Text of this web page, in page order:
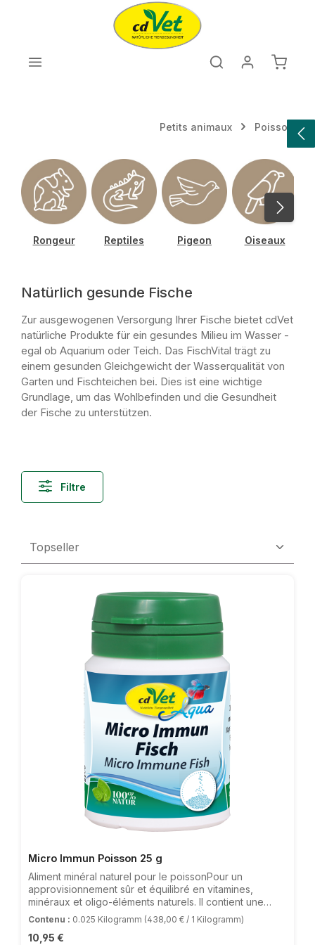
Passer au contenu principal
Le
Petits animaux Poisson
Rongeur Reptiles Pigeon Oiseaux
Natürlich gesunde Fische
Zur ausgewogenen Versorgung Ihrer Fische bietet cdVet
natürliche Produkte für ein gesundes Milieu im Wasser -
egal ob Aquarium oder Teich. Das FischVital trägt zu
einem gesunden Gleichgewicht der Wasserqualität von
Garten und Fischteichen bei. Dies ist eine wichtige
Grundlage, um das Wohlbefinden und die Gesundheit
der Fische zu unterstützen.
Filtre
Micro Immun Poisson 25 g
Aliment minéral naturel pour le poissonPour un
approvisionnement sûr et équilibré en vitamines,
minéraux et oligo-éléments naturels. Il contient une
proportion particulièrement élevée de bêta-glucanes,
qui sont nutritionnellement utiles pour une immunité
élevée.Zones d'application nutritionnelles:- Soutien de
Contenu : 0.025 Kilogramm (438,00 € / 1 Kilogramm)
Prix régulier :
10,95 €